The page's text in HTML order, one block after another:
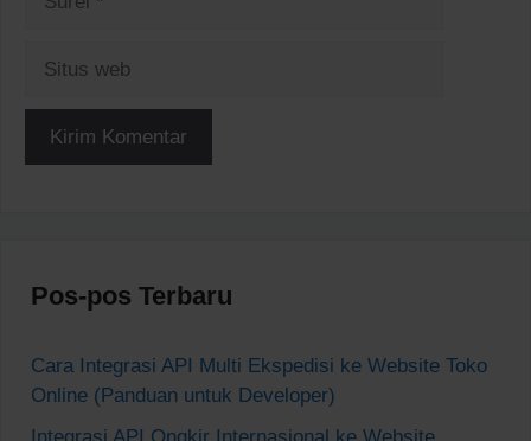
Pos-pos Terbaru
Cara Integrasi API Multi Ekspedisi ke Website Toko
Online (Panduan untuk Developer)